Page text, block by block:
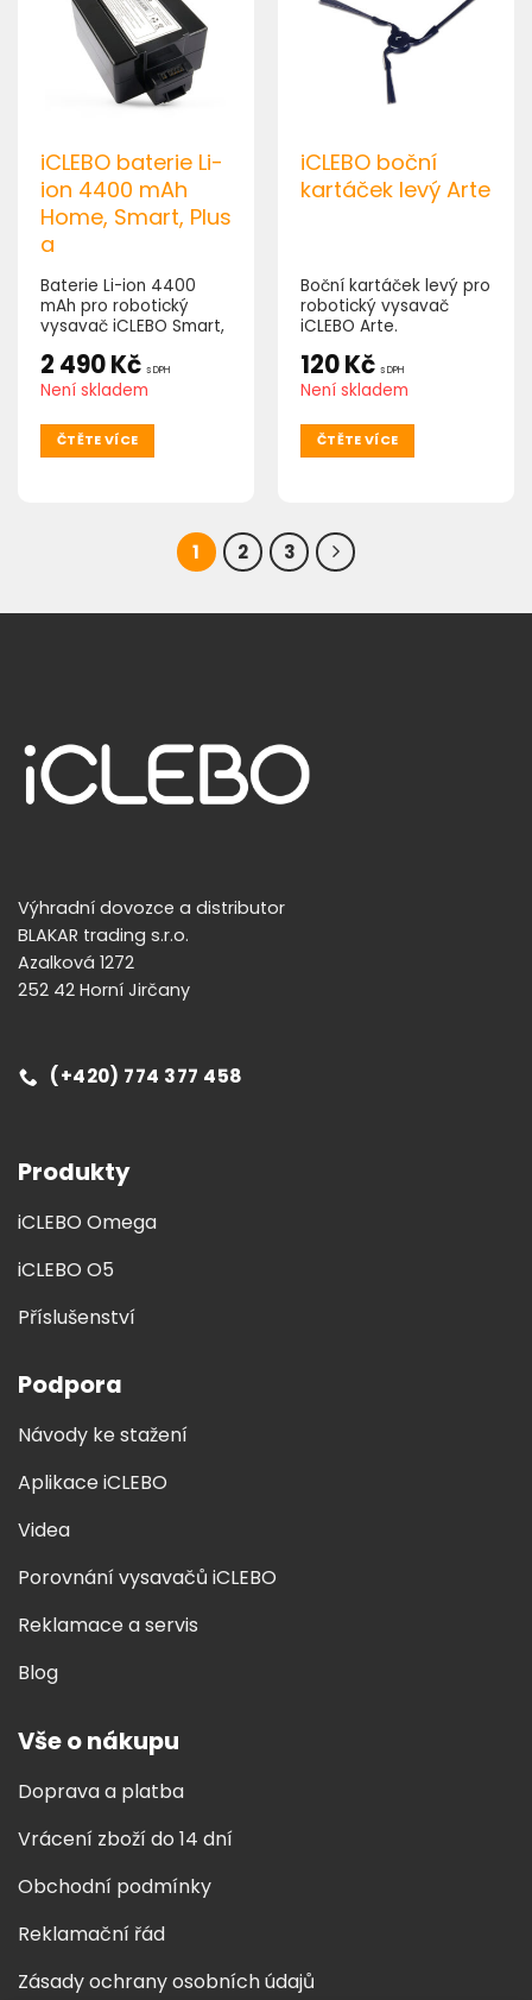
iCLEBO baterie Li-
ion 4400 mAh
Home, Smart, Plus
a
Baterie Li-ion 4400
mAh pro robotický
vysavač iCLEBO Smart,
2 490Kč s DPH
Není skladem
ČTĚTE VÍCE
iCLEBO boční
kartáček levý Arte
Boční kartáček levý pro
robotický vysavač
iCLEBO Arte.
120Kč s DPH
Není skladem
ČTĚTE VÍCE
1 2 3
Výhradní dovozce a distributor
BLAKAR trading s.r.o.
Azalková 1272
252 42 Horní Jirčany
(+420) 774 377 458
Produkty
iCLEBO Omega
iCLEBO O5
Příslušenství
Podpora
Návody ke stažení
Aplikace iCLEBO
Videa
Porovnání vysavačů iCLEBO
Reklamace a servis
Blog
Vše o nákupu
Doprava a platba
Vrácení zboží do 14 dní
Obchodní podmínky
Reklamační řád
Zásady ochrany osobních údajů